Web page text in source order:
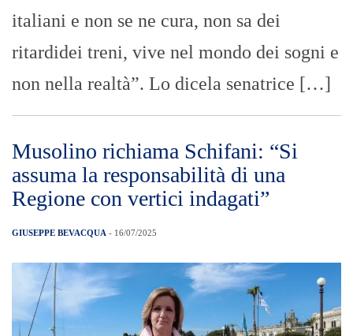
italiani e non se ne cura, non sa dei
ritardidei treni, vive nel mondo dei sogni e
non nella realtà”. Lo dicela senatrice […]
Musolino richiama Schifani: “Si
assuma la responsabilità di una
Regione con vertici indagati”
GIUSEPPE BEVACQUA - 16/07/2025